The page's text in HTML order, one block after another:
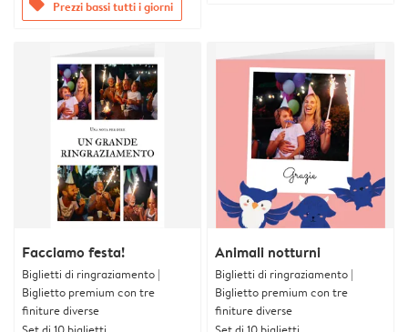
offers Prezzi bassi tutti i giorni
Facciamo festa!
Biglietti di ringraziamento |
Biglietto premium con tre
finiture diverse
Animali notturni
Biglietti di ringraziamento |
Biglietto premium con tre
finiture diverse